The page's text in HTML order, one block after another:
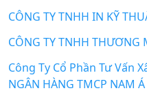
CÔNG TY TNHH IN KỸ
CÔNG TY TNHH THƯƠNG
Công Ty Cổ Phần Tư Vấn
NGÂN HÀNG TMCP NAM Á